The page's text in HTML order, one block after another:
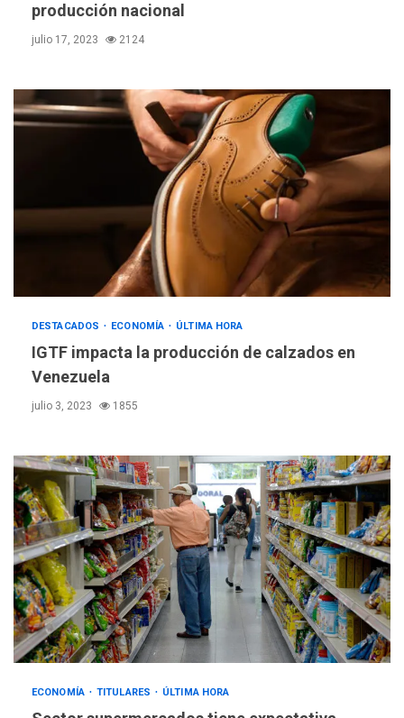
producción nacional
julio 17, 2023 2124
DESTACADOS ECONOMÍA ÚLTIMA HORA
IGTF impacta la producción de calzados en
Venezuela
julio 3, 2023 1855
ECONOMÍA TITULARES ÚLTIMA HORA